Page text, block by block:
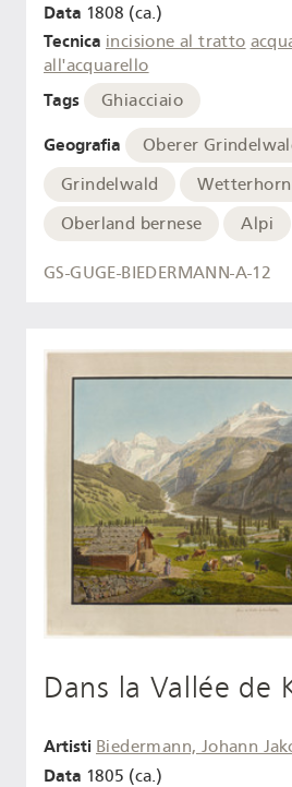
Data 1808 (ca.)
Tecnica incisione al tratto
all'acquarello
Tags Ghiacciaio
Geografia
Oberer
Grindelwald
Wetterhorn
Oberland bernese
Alpi
GS-GUGE-BIEDERMANN-A-12
Dans la Vallée de
Artisti Biedermann, Johann
Data 1805 (ca.)